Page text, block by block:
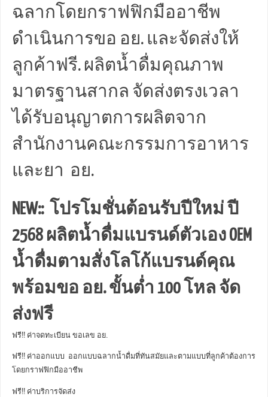
ฉลากโดยกราฟฟิกมืออาชีพ
ดำเนินการขอ อย. และจัดส่งให้
ลูกค้าฟรี. ผลิตน้ำดื่มคุณภาพ
มาตรฐานสากล จัดส่งตรงเวลา
ได้รับอนุญาตการผลิตจาก
สำนักงานคณะกรรมการอาหาร
และยา อย.
NEW:: โปรโมชั่นต้อนรับปีใหม่ ปี
2568 ผลิตน้ำดื่มแบรนด์ตัวเอง OEM
น้ำดื่มตามสั่งโลโก้แบรนด์คุณ
พร้อมขอ อย. ขั้นต่ำ 100 โหล จัด
ส่งฟรี
ฟรี!! ค่าจดทะเบียน ขอเลข อย.
ฟรี!! ค่าออกแบบ ออกแบบฉลากน้ำดื่มที่ทันสมัยและตามแบบที่ลูกค้าต้องการ
โดยกราฟฟิกมืออาชีพ
ฟรี!! ค่าบริการจัดส่ง